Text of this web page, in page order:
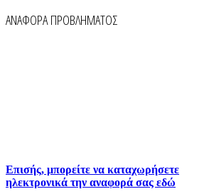
ΑΝΑΦΟΡΑ ΠΡΟΒΛΗΜΑΤΟΣ
Επισής, μπορείτε να καταχωρήσετε
ηλεκτρονικά την αναφορά σας εδώ